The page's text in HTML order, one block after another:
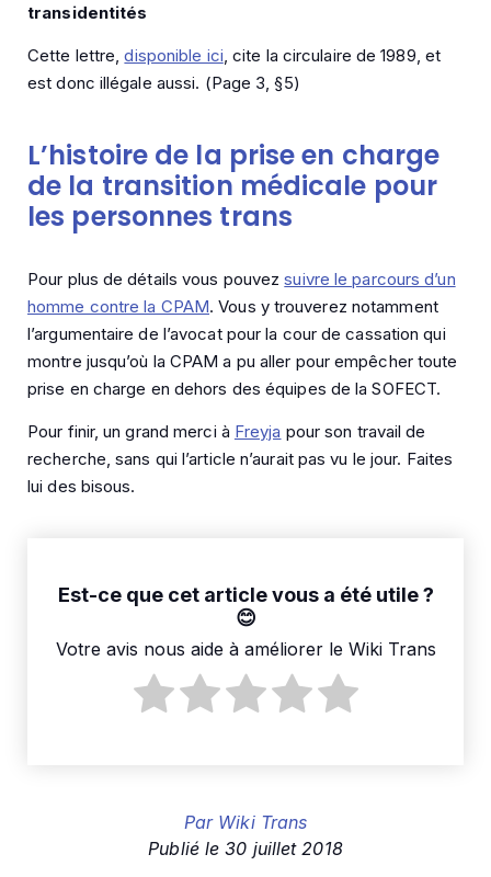
transidentités
Cette lettre,disponible ici, cite la circulaire de 1989, et
est donc illégale aussi. (Page 3, §5)
L’histoire de la prise en charge
de la transition médicale pour
les personnes trans
Pour plus de détails vous pouvezsuivre le parcours d’un
homme contre la CPAM. Vous y trouverez notamment
l’argumentaire de l’avocat pour la cour de cassation qui
montre jusqu’où la CPAM a pu aller pour empêcher toute
prise en charge en dehors des équipes de la SOFECT.
Pour finir, un grand merci à Freyja pour son travail de
recherche, sans qui l’article n’aurait pas vu le jour. Faites
lui des bisous.
Est-ce que cet article vous a été utile ?
Votre avis nous aide à améliorer le Wiki Trans
Par Wiki Trans
Publié le 30 juillet 2018